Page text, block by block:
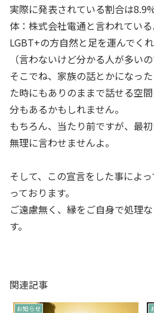
実際に発表されている割合は
体：株式会社電通と言われてい
LGBT+の方自然と足を運んでくれ
（言わないけど分かる人が多い
そこでね、家族の話とかになっ
た時にもありのままで話せる空
分もあるかもしれません。
もちろん、当たり前ですが、最
無理に言わせませんよ。
そして、この宣言をした事によ
っております。
ご遠慮無く、縁をご自身で処理
す。
関連記事
お知らせ